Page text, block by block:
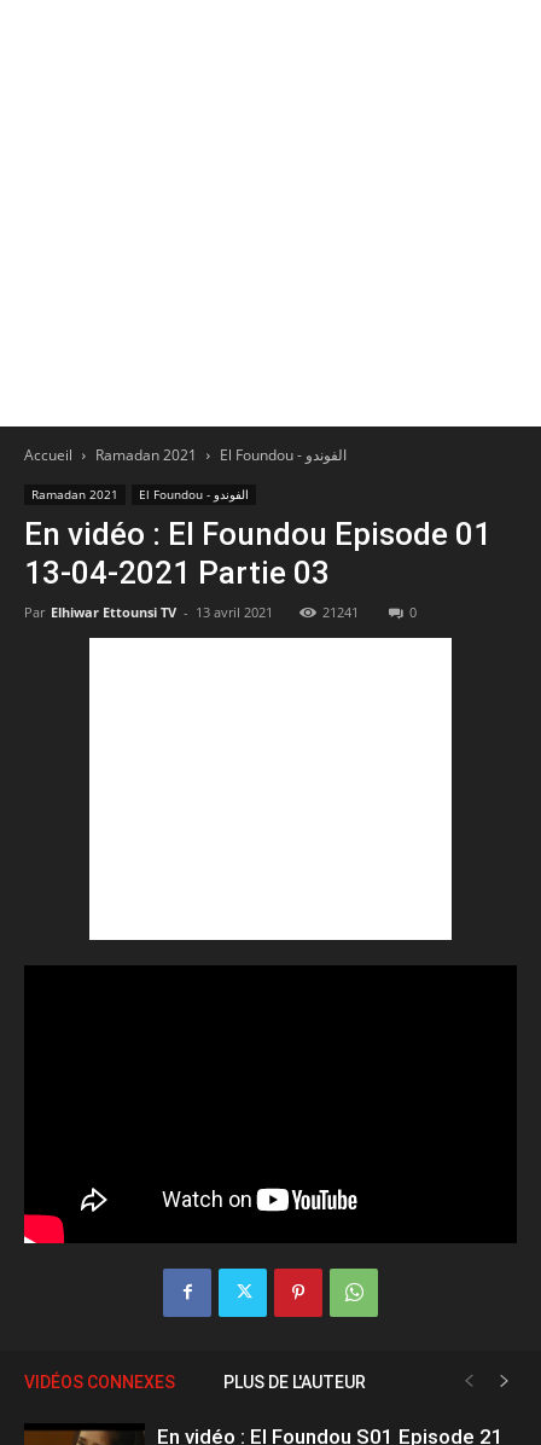
Accueil Ramadan 2021 El Foundou - الفوندو
Ramadan 2021 El Foundou - الفوندو
En vidéo : El Foundou Episode 01
13-04-2021 Partie 03
Par Elhiwar Ettounsi TV - 13 avril 2021 21241 0
VIDÉOS CONNEXES PLUS DE L'AUTEUR
En vidéo : El Foundou S01 Episode 21